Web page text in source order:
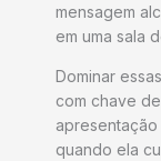
mensagem
em uma sala
Dominar
com chave
quando ela